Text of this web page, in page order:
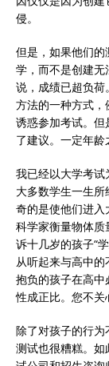
侵。
但是，如果他们
学，而不是创建
说，成绩已超负
方法的一种方式
诱惑参加考试。
了建议。一定年龄
我已经以大学考试
大多数学生一生
奇的是使他们进
科学家衡量物体
诉十几岁的孩子“
从听起来与高中
抱负的孩子在高
性成正比。您不关
除了对孩子的行
测试也很糟糕。